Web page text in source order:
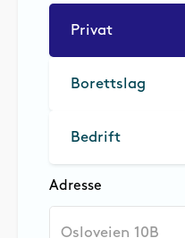
Privat
Borettslag
Bedrift
Adresse